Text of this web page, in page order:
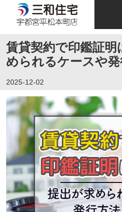
賃貸契約で印鑑証明
められるケースや
2025-12-02